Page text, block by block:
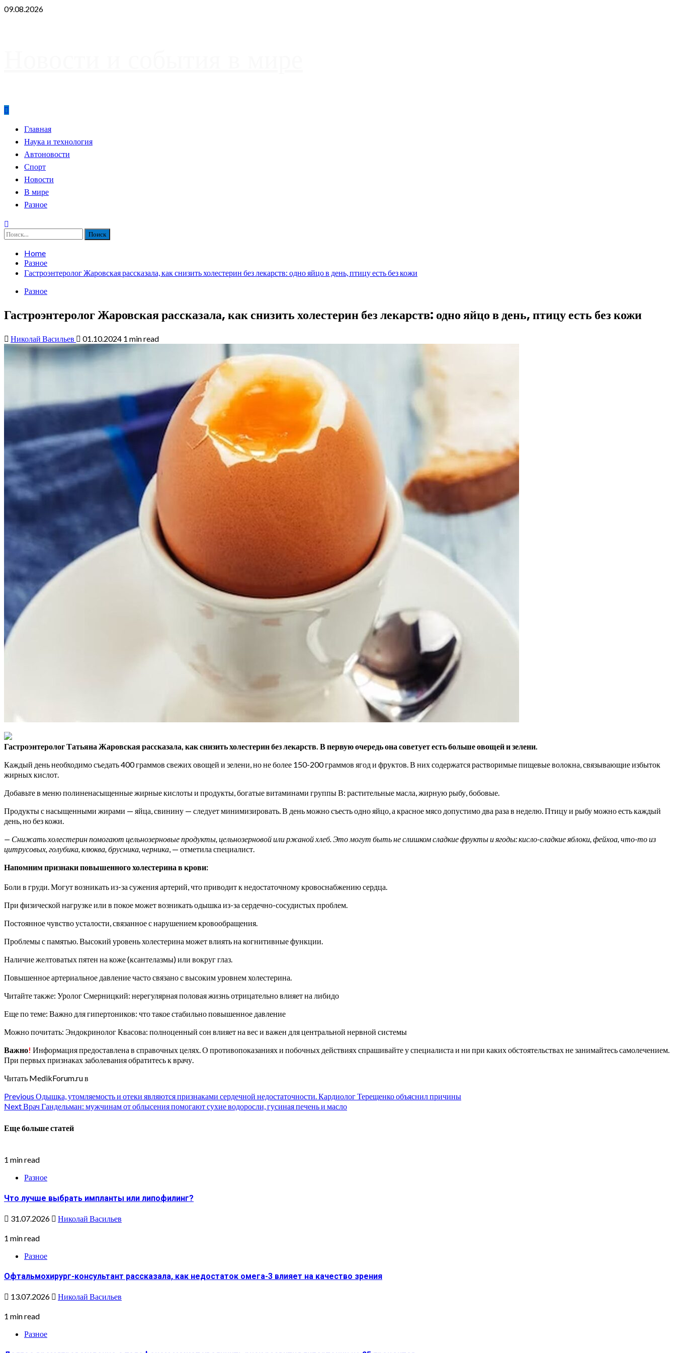
Skip
09.08.2026
PrimaryГлавная
Наука и технология
Автоновости
Спорт
Новости
В мире
Разное
Найти:
Home
Разное
Гастроэнтеролог Жаровская рассказала, как снизить холестерин без лекарств: одно яйцо в день, птицу есть без кожи
Разное
Гастроэнтеролог Жаровская рассказала, как снизить холестерин без лекарств: одно яйцо в день, птицу есть без кожи
Николай Васильев 01.10.2024 1 min read
Гастроэнтеролог Татьяна Жаровская рассказала, как снизить холестерин без лекарств. В первую очередь она советует есть больше овощей и зелени.
Каждый деньнеобходимо съедать 400 граммов свежих овощей и зелени, но не более 150-200 граммов ягод и фруктов. В них содержатся растворимые пищевые волокна, связывающие избыток
жирных кислот.
Добавьте в меню полиненасыщенные жирные кислоты и продукты, богатые витаминами группы В: растительные масла, жирную рыбу, бобовые.
Продукты с насыщенными жирами — яйца, свинину — следует минимизировать. В день можно съесть одно яйцо, а красное мясо допустимо два раза в неделю. Птицу и рыбу можно есть каждый
день, но без кожи.
— Снижать холестерин помогают цельнозерновые продукты, цельнозерновой или ржаной хлеб. Это могут быть не слишком сладкие фрукты и ягоды: кисло-сладкие яблоки, фейхоа, что-то из
цитрусовых, голубика, клюква, брусника, черника, — отметила специалист.
Напомним признаки повышенного холестерина в крови:
Боли в груди. Могут возникать из-за сужения артерий, что приводит к недостаточному кровоснабжению сердца.
При физической нагрузке или в покое может возникать одышка из-за сердечно-сосудистых проблем.
Постоянное чувство усталости, связанное с нарушением кровообращения.
Проблемы с памятью. Высокий уровень холестерина может влиять на когнитивные функции.
Наличие желтоватых пятен на коже (ксантелазмы) или вокруг глаз.
Повышенное артериальное давление часто связано с высоким уровнем холестерина.
Читайте также: Уролог Смерницкий: нерегулярная половая жизнь отрицательно влияет на либидо
Еще по теме: Важно для гипертоников: что такое стабильно повышенное давление
Можно почитать: Эндокринолог Квасова: полноценный сон влияет на вес и важен для центральной нервной системы
Важно! Информация предоставлена в справочных целях. О противопоказаниях и побочных действиях спрашивайте у специалиста и ни при каких обстоятельствах не занимайтесь самолечением.
При первых признаках заболевания обратитесь к врачу.
Читать MedikForum.ru в
Continue
Previous Одышка, утомляемость и отеки являются признаками сердечной недостаточности. Кардиолог Терещенко объяснил причины
NextВрач Гандельман: мужчинам от облысения помогают сухие водоросли, гусиная печень и масло
Еще больше статей
1 min read
Разное
Что лучше выбрать импланты или липофилинг?
31.07.2026 Николай Васильев
1 min read
Разное
Офтальмохирург-консультант рассказала, как недостаток омега-3 влияет на качество зрения
13.07.2026 Николай Васильев
1 min read
Разное